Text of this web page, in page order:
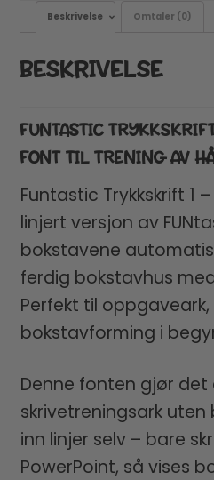
Beskrivelse Omtaler (0)
BESKRIVELSE
FUNTASTIC
FONT TIL TRENING AV
Funtastic Trykkskrift 1
linjert versjon av
bokstavene
ferdig bokstavhus
Perfekt til
bokstavforming i
Denne fonten gjør det
skrivetreningsark
inn linjer selv – bare
PowerPoint, så vises